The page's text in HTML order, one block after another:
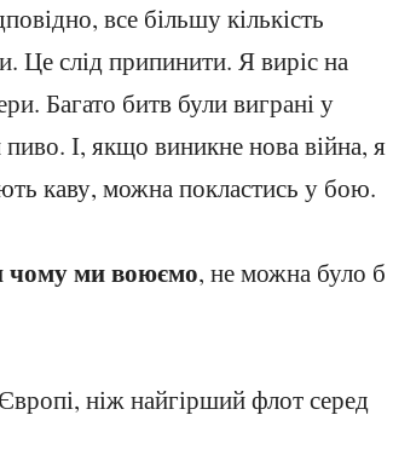
все більшу кількість
Це слід припинити. Я виріс на
Багато битв були виграні у
І, якщо виникне нова війна, я
каву, можна покластись у бою.
чому ми воюємо, не можна було б
ніж найгірший флот серед